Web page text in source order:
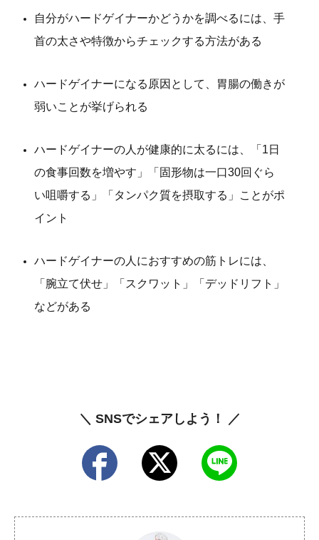
自分がハードゲイナーかどうかを調べるには、手
首の太さや特徴からチェックする方法がある
ハードゲイナーになる原因として、胃腸の働きが
弱いことが挙げられる
ハードゲイナーの人が健康的に太るには、「1日
の食事回数を増やす」「固形物は一口30回ぐら
い咀嚼する」「タンパク質を摂取する」ことがポ
イント
ハードゲイナーの人におすすめの筋トレには、
「腕立て伏せ」「スクワット」「デッドリフト」
などがある
＼ SNSでシェアしよう！ ／